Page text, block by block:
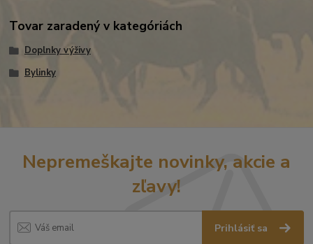
Tovar zaradený v kategóriách
Doplnky výživy
Bylinky
Nepremeškajte novinky, akcie a
zľavy!
Prihlásiť sa